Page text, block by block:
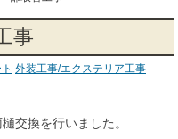
事
外装工事/エクステリア工事
交換を行いました。